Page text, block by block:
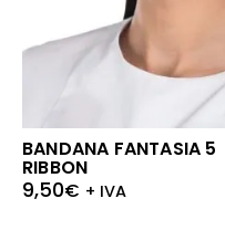
BANDANA FANTASIA 5
RIBBON
9,50€ + IVA